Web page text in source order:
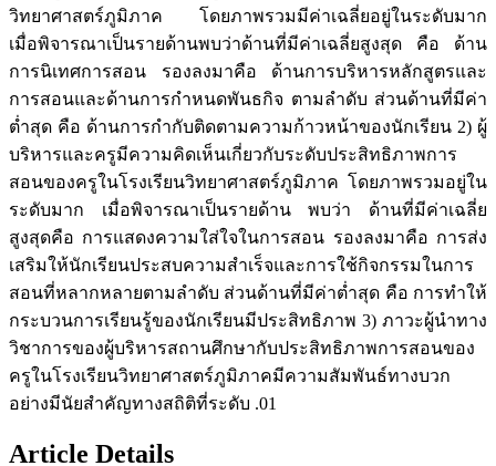
วิทยาศาสตร์ภูมิภาค โดยภาพรวมมีค่าเฉลี่ยอยู่ในระดับมาก
เมื่อพิจารณาเป็นรายด้านพบว่าด้านที่มีค่าเฉลี่ยสูงสุด คือ ด้าน
การนิเทศการสอน รองลงมาคือ ด้านการบริหารหลักสูตรและ
การสอนและด้านการกำหนดพันธกิจ ตามลำดับ ส่วนด้านที่มีค่า
ตํ่าสุด คือ ด้านการกำกับติดตามความก้าวหน้าของนักเรียน 2) ผู้
บริหารและครูมีความคิดเห็นเกี่ยวกับระดับประสิทธิภาพการ
สอนของครูในโรงเรียนวิทยาศาสตร์ภูมิภาค โดยภาพรวมอยู่ใน
ระดับมาก เมื่อพิจารณาเป็นรายด้าน พบว่า ด้านที่มีค่าเฉลี่ย
สูงสุดคือ การแสดงความใส่ใจในการสอน รองลงมาคือ การส่ง
เสริมให้นักเรียนประสบความสำเร็จและการใช้กิจกรรมในการ
สอนที่หลากหลายตามลำดับ ส่วนด้านที่มีค่าตํ่าสุด คือ การทำให้
กระบวนการเรียนรู้ของนักเรียนมีประสิทธิภาพ 3) ภาวะผู้นำทาง
วิชาการของผู้บริหารสถานศึกษากับประสิทธิภาพการสอนของ
ครูในโรงเรียนวิทยาศาสตร์ภูมิภาคมีความสัมพันธ์ทางบวก
อย่างมีนัยสำคัญทางสถิติที่ระดับ .01
Article Details